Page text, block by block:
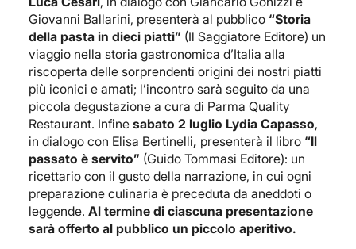
Giovanni Ballarini, presenterà al pubblico “Storia
della pasta in dieci piatti” (Il Saggiatore Editore) un
viaggio nella storia gastronomica d’Italia alla
riscoperta delle sorprendenti origini dei nostri piatti
più iconici e amati; l’incontro sarà seguito da una
piccola degustazione a cura di Parma Quality
Restaurant. Infine sabato 2 luglio Lydia Capasso,
in dialogo con Elisa Bertinelli, presenterà il libro “Il
passato è servito” (Guido Tommasi Editore): un
ricettario con il gusto della narrazione, in cui ogni
preparazione culinaria è preceduta da aneddoti o
leggende. Al termine di ciascuna presentazione
sarà offerto al pubblico un piccolo aperitivo.